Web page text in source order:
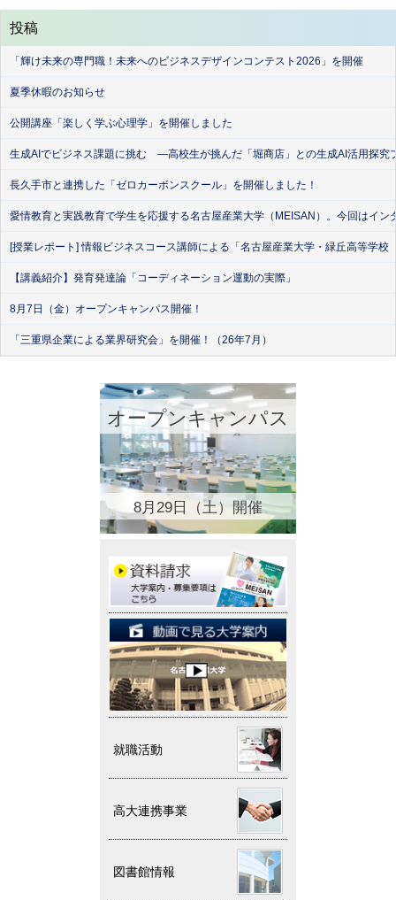
投稿
「輝け未来の専門職！未来へのビジネスデザインコンテスト2026」を開催
夏季休暇のお知らせ
公開講座「楽しく学ぶ心理学」を開催しました
生成AIでビジネス課題に挑む ―高校生が挑んだ「堀商店」との生成AI活用探究
長久手市と連携した「ゼロカーボンスクール」を開催しました！
愛情教育と実践教育で学生を応援する名古屋産業大学（MEISAN）。今回はイ
[授業レポート] 情報ビジネスコース講師による「名古屋産業大学・緑丘高等学
【講義紹介】発育発達論「コーディネーション運動の実際」
8月7日（金）オープンキャンパス開催！
「三重県企業による業界研究会」を開催！（26年7月）
オープンキャンパス
8月29日（土）開催
就職活動
高大連携事業
図書館情報